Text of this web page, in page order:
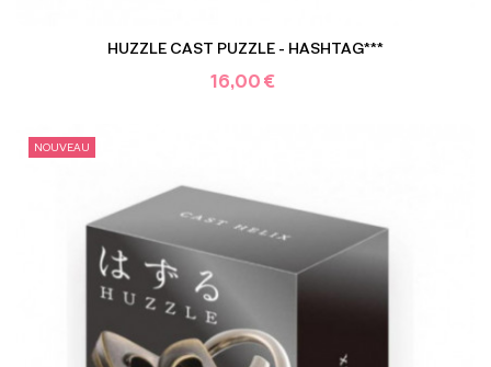
HUZZLE CAST PUZZLE - HASHTAG***
16,00 €
NOUVEAU